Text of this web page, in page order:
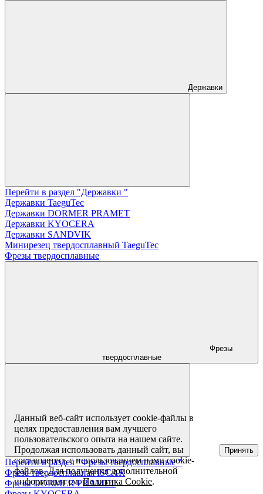
Державки
Перейти в раздел "Державки "
Державки TaeguTec
Державки DORMER PRAMET
Державки KYOCERA
Державки SANDVIK
Минирезец твердосплавный TaeguTec
Фрезы твердосплавные
Фрезы
твердосплавные
Перейти в раздел "Фрезы твердосплавные "
Фреза твердосплавная ISCAR
Фрезы DORMER PRAMET
Данный веб-сайт использует cookie-файлы в
целях предоставления вам лучшего
пользовательского опыта на нашем сайте.
Продолжая использовать данный сайт, вы
соглашаетесь с использованием нами cookie-
файлов. Для получения дополнительной
информации см.Политика Cookie.
Принять